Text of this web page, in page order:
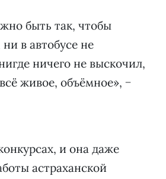
быть так, чтобы
в автобусе не
ничего не выскочил,
живое, объёмное», −
и она даже
астраханской